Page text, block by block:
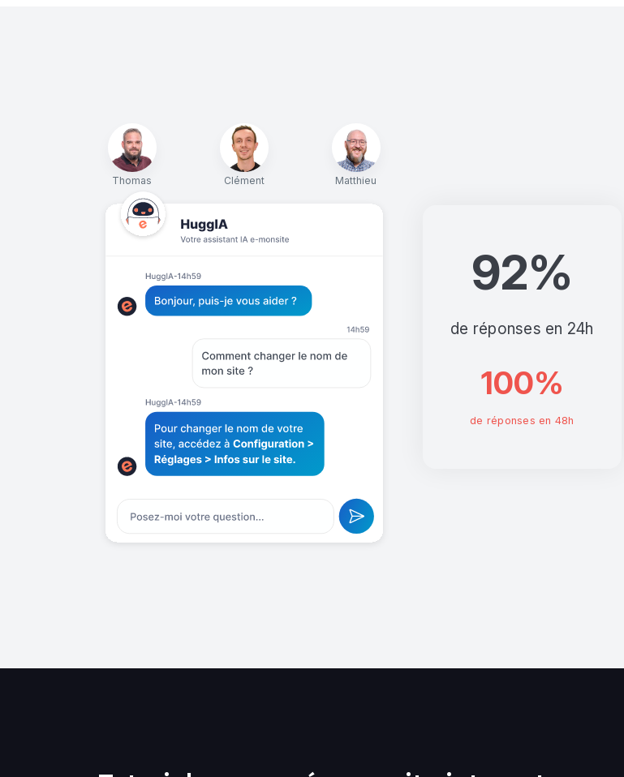
Thomas Clément Matthieu
92%
de réponses en 24h
100%
de réponses en 48h